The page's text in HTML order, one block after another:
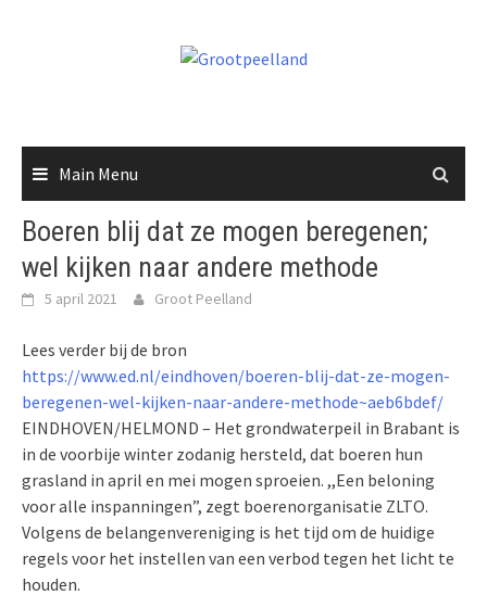
Main Menu
Boeren blij dat ze mogen beregenen;
wel kijken naar andere methode
5 april 2021 Groot Peelland
Lees verder bij de bron
https://www.ed.nl/eindhoven/boeren-blij-dat-ze-mogen-
beregenen-wel-kijken-naar-andere-methode~aeb6bdef/
EINDHOVEN/HELMOND – Het grondwaterpeil in Brabant is
in de voorbije winter zodanig hersteld, dat boeren hun
grasland in april en mei mogen sproeien. ,,Een beloning
voor alle inspanningen”, zegt boerenorganisatie ZLTO.
Volgens de belangenvereniging is het tijd om de huidige
regels voor het instellen van een verbod tegen het licht te
houden.